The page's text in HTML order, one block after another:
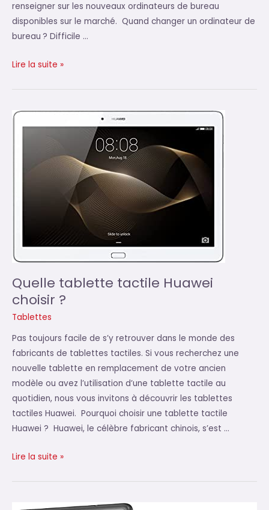
renseigner sur les nouveaux ordinateurs de bureau
disponibles sur le marché. Quand changer un ordinateur de
bureau ? Difficile …
Quel
bureau
choisir ?
Lire la suite »
Quelle tablette tactile Huawei
choisir ?
Tablettes
Pas toujours facile de s’y retrouver dans le monde des
fabricants de tablettes tactiles. Si vous recherchez une
nouvelle tablette en remplacement de votre ancien
modèle ou avez l’utilisation d’une tablette tactile au
quotidien, nous vous invitons à découvrir les tablettes
tactiles Huawei. Pourquoi choisir une tablette tactile
Huawei ? Huawei, le célèbre fabricant chinois, s’est …
Quelle
Lire la suite »